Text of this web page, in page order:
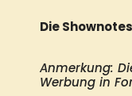
Die
Anmerkung:
Werbung in